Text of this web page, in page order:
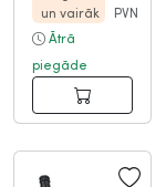
un vairāk
PVN
Ātrā
piegāde